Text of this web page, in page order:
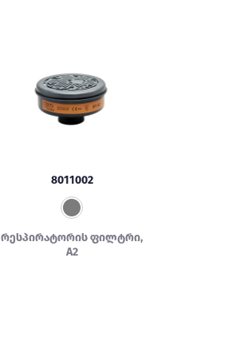
8011002
რესპირატორის ფილტრი,
A2